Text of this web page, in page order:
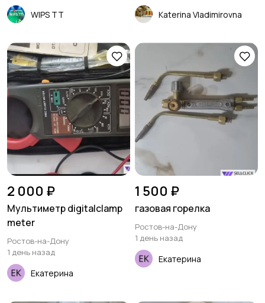
WIPS TT Katerina Vladimirovna
2 000 ₽
Мультиметр digitalclamp
meter
Ростов-на-Дону
1 день назад
Екатерина
1 500 ₽
газовая горелка
Ростов-на-Дону
1 день назад
Екатерина